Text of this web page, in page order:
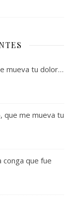
mueva tu dolor…
que me mueva tu
conga que fue